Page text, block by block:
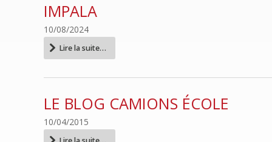
IMPALA
10/08/2024
Impala
-
Lire la suite…
LE BLOG CAMIONS ÉCOLE
10/04/2015
Le